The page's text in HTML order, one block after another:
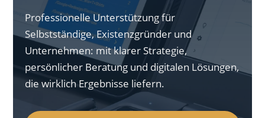
Professionelle Unterstützung für
Selbstständige, Existenzgründer und
Unternehmen: mit klarer Strategie,
persönlicher Beratung und digitalen Lösungen,
die wirklich Ergebnisse liefern.